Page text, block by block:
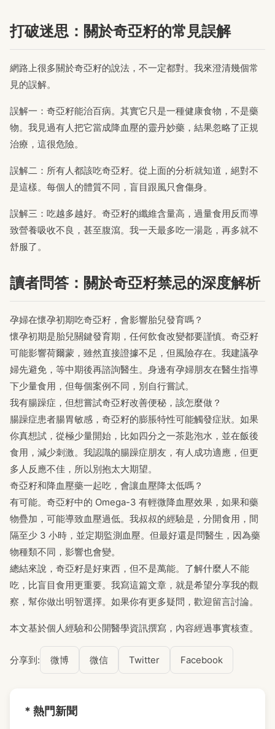
打破迷思：關於奇亞籽的常見誤解
網路上很多關於奇亞籽的說法，不一定都對。我來澄清幾個常
見的誤解。
誤解一：奇亞籽能治百病。其實它只是一種健康食物，不是藥
物。我見過有人把它當成降血壓的靈丹妙藥，結果忽略了正規
治療，這很危險。
誤解二：所有人都該吃奇亞籽。從上面的分析就知道，絕對不
是這樣。每個人的體質不同，盲目跟風只會傷身。
誤解三：吃越多越好。奇亞籽的纖維含量高，過量食用反而導
致營養吸收不良，甚至腹瀉。我一天最多吃一湯匙，再多就不
舒服了。
讀者問答：關於奇亞籽禁忌的深度解析
孕婦在懷孕初期吃奇亞籽，會影響胎兒發育嗎？
懷孕初期是胎兒關鍵發育期，任何飲食改變都要謹慎。奇亞籽
可能影響荷爾蒙，雖然直接證據不足，但風險存在。我建議孕
婦先避免，等中期後再諮詢醫生。身邊有孕婦朋友在醫生指導
下少量食用，但每個案例不同，別自行嘗試。
我有腸躁症，但想嘗試奇亞籽改善便秘，該怎麼做？
腸躁症患者腸胃敏感，奇亞籽的膨脹特性可能觸發症狀。如果
你真想試，從極少量開始，比如四分之一茶匙泡水，並在飯後
食用，減少刺激。我認識的腸躁症朋友，有人成功適應，但更
多人反應不佳，所以別抱太大期望。
奇亞籽和降血壓藥一起吃，會讓血壓降太低嗎？
有可能。奇亞籽中的 Omega-3 有輕微降血壓效果，如果和藥
物疊加，可能導致血壓過低。我叔叔的經驗是，分開食用，間
隔至少 3 小時，並定期監測血壓。但最好還是問醫生，因為藥
物種類不同，影響也會變。
總結來說，奇亞籽是好東西，但不是萬能。了解什麼人不能
吃，比盲目食用更重要。我寫這篇文章，就是希望分享我的觀
察，幫你做出明智選擇。如果你有更多疑問，歡迎留言討論。
本文基於個人經驗和公開醫學資訊撰寫，內容經過事實核查。
分享到: 微博 微信 Twitter Facebook
* 熱門新聞